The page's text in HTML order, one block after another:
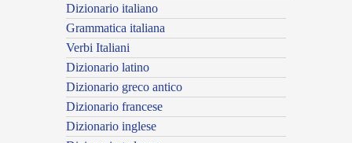
Dizionario italiano
Grammatica italiana
Verbi Italiani
Dizionario latino
Dizionario greco antico
Dizionario francese
Dizionario inglese